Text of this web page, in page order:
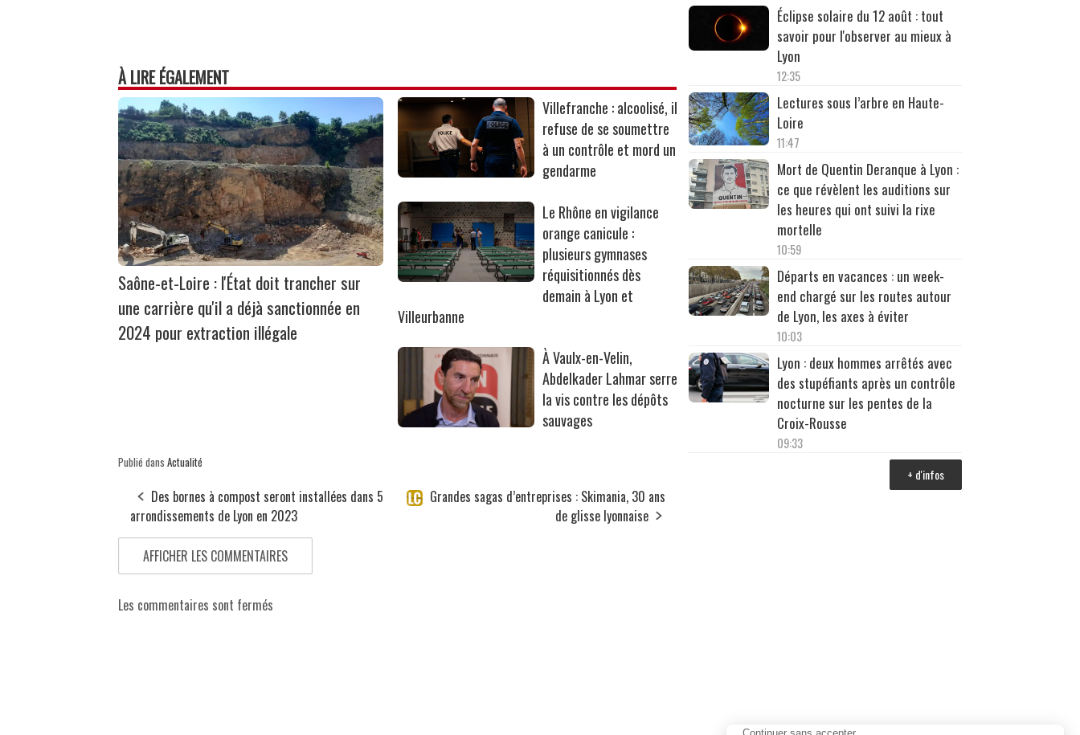
À LIRE ÉGALEMENT
Saône-et-Loire : l'État doit trancher sur
une carrière qu'il a déjà sanctionnée en
2024 pour extraction illégale
Villefranche : alcoolisé, il
refuse de se soumettre
à un contrôle et mord un
gendarme
Le Rhône en vigilance
orange canicule :
plusieurs gymnases
réquisitionnés dès
demain à Lyon et
Villeurbanne
À Vaulx-en-Velin,
Abdelkader Lahmar serre
la vis contre les dépôts
sauvages
Publié dans Actualité
Des bornes à compost seront installées dans 5
arrondissements de Lyon en 2023
Grandes sagas d’entreprises : Skimania, 30 ans
de glisse lyonnaise
AFFICHER LES COMMENTAIRES
Les commentaires sont fermés
Éclipse solaire du 12 août : tout
savoir pour l'observer au mieux à
Lyon
12:35
Lectures sous l’arbre en Haute-
Loire
11:47
Mort de Quentin Deranque à Lyon :
ce que révèlent les auditions sur
les heures qui ont suivi la rixe
mortelle
10:59
Départs en vacances : un week-
end chargé sur les routes autour
de Lyon, les axes à éviter
10:03
Lyon : deux hommes arrêtés avec
des stupéfiants après un contrôle
nocturne sur les pentes de la
Croix-Rousse
09:33
+ d'infos